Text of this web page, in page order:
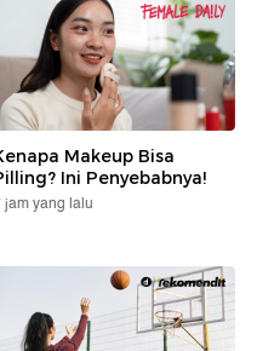
Makeup Bisa
Ini Penyebabnya!
jam yang lalu